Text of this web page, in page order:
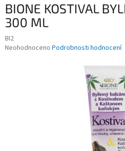
BIONE KOSTIVAL
300 ML
BI2
Průměrné
Neohodnoceno Podrobnosti hodnocení